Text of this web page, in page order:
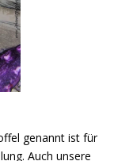
genannt ist für
Auch unsere